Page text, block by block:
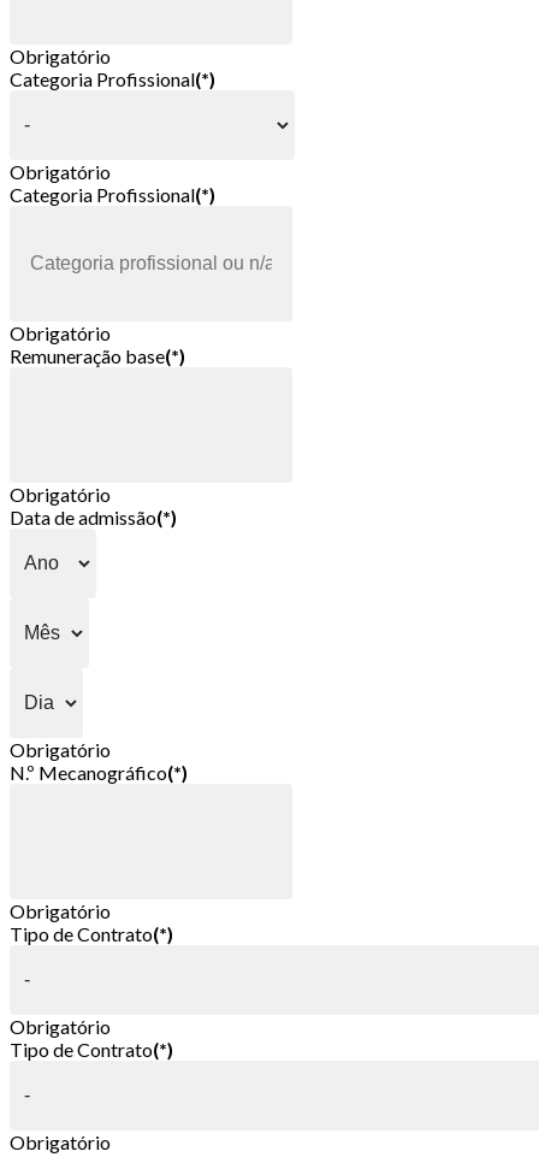
Obrigatório
Categoria Profissional(*)
Obrigatório
Categoria Profissional(*)
Obrigatório
Remuneração base(*)
Obrigatório
Data de admissão(*)
Obrigatório
N.º Mecanográfico(*)
Obrigatório
Tipo de Contrato(*)
Obrigatório
Tipo de Contrato(*)
Obrigatório